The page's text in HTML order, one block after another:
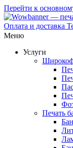
Перейти к
Оплата и доставка
Меню
Услуги
Печать